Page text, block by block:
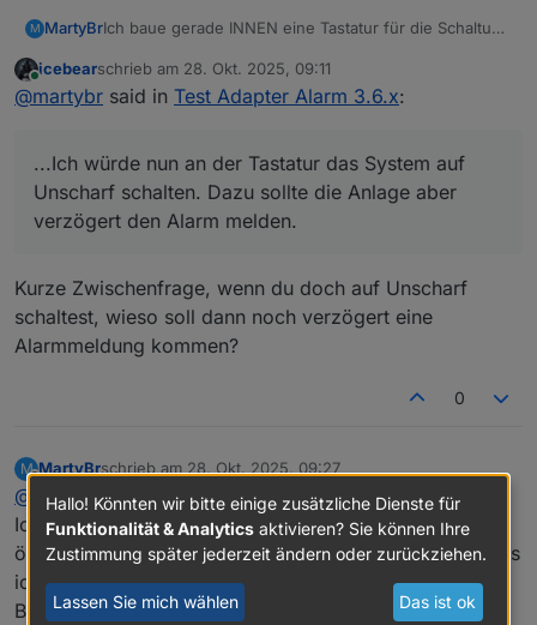
M MartyBrIch baue gerade INNEN eine Tastatur für die Schaltung
benutzen kann. Damit kann ich das System Unscharf,
Scharf_Innen und Scharf_Extern schalten.
Nun habe ich eine Frage zum Alarm-Adapter:
Wenn ich nun bei einer Schaltung Extern_Scharf nach
System auf Unscharf schalten. Dazu sollte die Anlage
aber verzögert den Alarm melden. Das bekomme ich
aber nicht hin. Beim Öffnen der Haustür geht der
Alarm direkt los.
Hier die Einstellungen:
Online
icebearschrieb am 28. Okt. 2025, 09:11
zuletzt editiert von
@martybr said in Test Adapter Alarm 3.6.x:
...Ich würde nun an der Tastatur das System auf
Unscharf schalten. Dazu sollte die Anlage aber
verzögert den Alarm melden.
Kurze Zwischenfrage, wenn du doch auf Unscharf
schaltest, wieso soll dann noch verzögert eine
Alarmmeldung kommen?
0
M MartyBrschrieb am28. Okt. 2025, 09:27
zuletzt editiert von
@
icebear
Ich möchte, dass bei aktivierter Alarmanlage beim
öffnen der Tür der Alarm erst verzögert kommt, so dass
ich im Haus den Zustand "unscharf" schalten kann.
Bei Herausgehen ist das kein Problem. Ich schalte den
Hallo! Könnten wir bitte einige zusätzliche Dienste für
Funktionalität & Analytics aktivieren? Sie können Ihre
Zustimmung später jederzeit ändern oder zurückziehen.
Lassen Sie mich wählen Das ist ok